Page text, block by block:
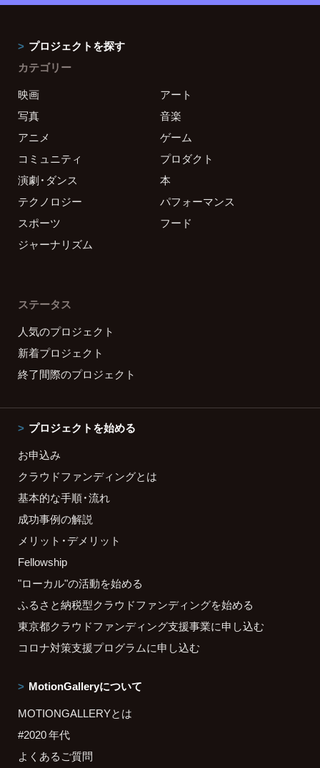
プロジェクトを探す
カテゴリー
映画
アート
写真
音楽
アニメ
ゲーム
コミュニティ
プロダクト
演劇・ダンス
本
テクノロジー
パフォーマンス
スポーツ
フード
ジャーナリズム
ステータス
人気のプロジェクト
新着プロジェクト
終了間際のプロジェクト
プロジェクトを始める
お申込み
クラウドファンディングとは
基本的な手順・流れ
成功事例の解説
メリット・デメリット
Fellowship
"ローカル"の活動を始める
ふるさと納税型クラウドファンディングを始める
東京都クラウドファンディング支援事業に申し込む
コロナ対策支援プログラムに申し込む
MotionGalleryについて
MOTIONGALLERYとは
#2020 年代
よくあるご質問